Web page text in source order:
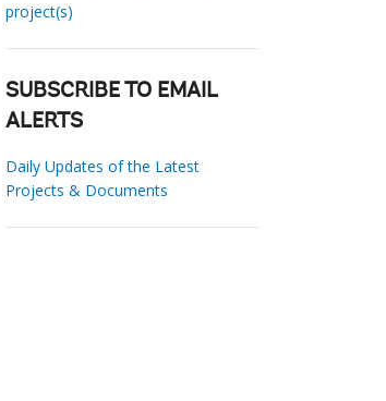
project(s)
SUBSCRIBE TO EMAIL
ALERTS
Daily Updates of the Latest
Projects & Documents